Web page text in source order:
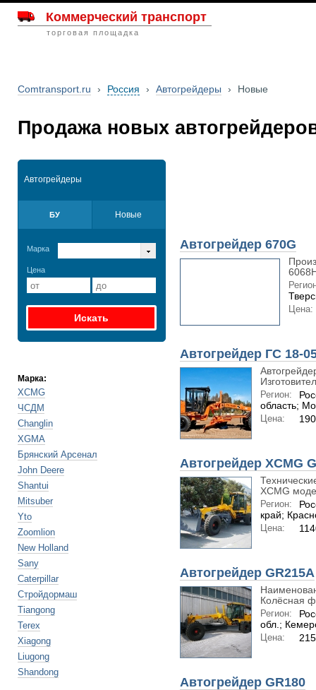
Коммерческий транспорт
торговая площадка
Comtransport.ru › Россия › Автогрейдеры › Новые
Продажа новых
Автогрейдеры
БУ Новые
Марка
Цена
Марка:
XCMG
ЧСДМ
Changlin
XGMA
Брянский Арсенал
John Deere
Shantui
Mitsuber
Yto
Zoomlion
New Holland
Sany
Caterpillar
Стройдормаш
Tiangong
Terex
Xiagong
Liugong
Shandong
Автогрейдер 670G
Цена:
Автогрейдер ГС 18-
Регион:
область;
Цена:
Автогрейдер XCMG
XCMG
Регион:
край;
Цена:
Автогрейдер GR215А
Колёсная
Регион:
обл.;
Цена:
Автогрейдер GR180